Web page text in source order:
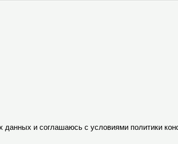
и соглашаюсь с условиями политики